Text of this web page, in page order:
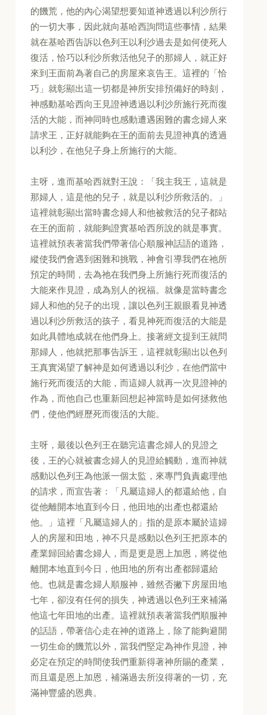
的饑荒，他的內心渴望想要知道神透過以利沙所行
的一切大事，因此就向基哈西詢問這些事情，結果
就在基哈西告訴以色列王以利沙過去是如何使死人
復活，恰巧以利沙所救活他兒子的那婦人，就正好
來到王面前為著自己的房屋來哀告王。這裡的「恰
巧」就彰顯出這一切都是神所安排預備好的時刻，
神感動基哈西向王見證神透過以利沙所施行死而復
活的大能，而神同時也感動遭遇困難的書念婦人來
請求王，正好就能夠在王的面前去見證神真的透過
以利沙，在他兒子身上所施行的大能。
主呀，進而基哈西就對王說：「我主我王，這就是
那婦人，這是他的兒子，就是以利沙所救活的。」
這裡就彰顯出當時書念婦人和他被救活的兒子都站
在王的面前，就能夠證實基哈西所說的就是事實。
這裡就預表著當我們帶著信心順服神話語的道路，
縱使我們會遇到困難和挑戰，神會引導我們在祂所
預定的時間，去為祂在我們身上所施行死而復活的
大能來作見證，成為別人的祝福。就像是當時書念
婦人和他的兒子的出現，讓以色列王親眼看見神透
過以利沙所救活的孩子，看見神死而復活的大能是
如此具體地成就在他們身上。接著經文提到王就問
那婦人，他就把那事告訴王，這裡就彰顯出以色列
王真實渴望了解神是如何透過以利沙，在他們當中
施行死而復活的大能，而這婦人就再一次見證神的
作為，而他自己也重新回想起神當時是如何拯救他
們，使他們經歷死而復活的大能。
主呀，最後以色列王在聽完這書念婦人的見證之
後，王的心就被書念婦人的見證給觸動，進而神就
感動以色列王為他派一個太監，來專門負責處理他
的請求，而宣告著：「凡屬這婦人的都還給他，自
從他離開本地直到今日，他田地的出產也都還給
他。」這裡「凡屬這婦人的」指的是原本屬於這婦
人的房屋和田地，神不只是感動以色列王把原本的
產業歸回給書念婦人，而是更是恩上加恩，將從他
離開本地直到今日，他田地的所有出產都歸還給
他。也就是書念婦人順服神，雖然否撇下房屋田地
七年，卻沒有任何的損失，神透過以色列王來補滿
他這七年田地的出產。這裡就預表著當我們順服神
的話語，帶著信心走在神的道路上，除了能夠避開
一切生命的饑荒以外，當我們堅定為神作見證，神
必定在預定的時間使我們重新得著神所賜的產業，
而且還是恩上加恩，補滿過去所沒得著的一切，充
滿神豐盛的恩典。